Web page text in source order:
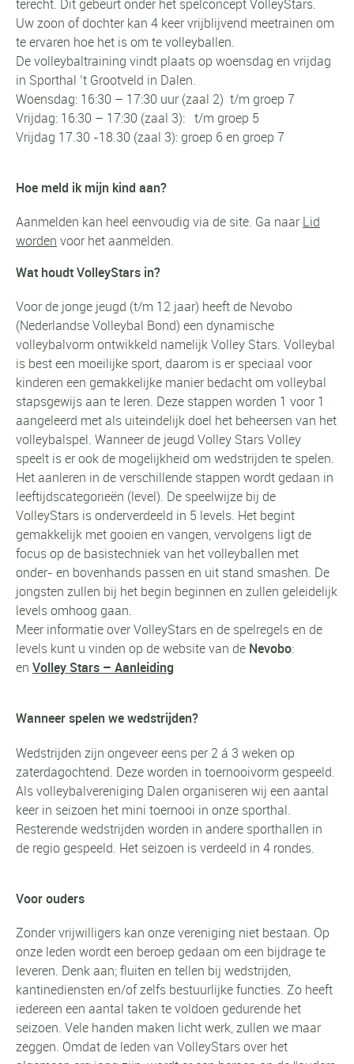
terecht. Dit gebeurt onder het spelconcept VolleyStars.
Uw zoon of dochter kan 4 keer vrijblijvend meetrainen om
te ervaren hoe het is om te volleyballen.
De volleybaltraining vindt plaats op woensdag en vrijdag
in Sporthal ’t Grootveld in Dalen.
Woensdag: 16:30 – 17:30 uur (zaal 2) t/m groep 7
Vrijdag: 16:30 – 17:30 (zaal 3): t/m groep 5
Vrijdag 17.30 -18.30 (zaal 3): groep 6 en groep 7
Hoe meld ik mijn kind aan?
Aanmelden kan heel eenvoudig via de site. Ga naarLid
worden voor het aanmelden.
Wat houdt VolleyStars in?
Voor de jonge jeugd (t/m 12 jaar) heeft de Nevobo
(Nederlandse Volleybal Bond) een dynamische
volleybalvorm ontwikkeld namelijk Volley Stars. Volleybal
is best een moeilijke sport, daarom is er speciaal voor
kinderen een gemakkelijke manier bedacht om volleybal
stapsgewijs aan te leren. Deze stappen worden 1 voor 1
aangeleerd met als uiteindelijk doel het beheersen van het
volleybalspel. Wanneer de jeugd Volley Stars Volley
speelt is er ook de mogelijkheid om wedstrijden te spelen.
Het aanleren in de verschillende stappen wordt gedaan in
leeftijdscategorieën (level). De speelwijze bij de
VolleyStars is onderverdeeld in 5 levels. Het begint
gemakkelijk met gooien en vangen, vervolgens ligt de
focus op de basistechniek van het volleyballen met
onder- en bovenhands passen en uit stand smashen. De
jongsten zullen bij het begin beginnen en zullen geleidelijk
levels omhoog gaan.
Meer informatie over VolleyStars en de spelregels en de
levels kunt u vinden op de website van de Nevobo:
en Volley Stars – Aanleiding
Wanneer spelen we wedstrijden?
Wedstrijden zijn ongeveer eens per 2 á 3 weken op
zaterdagochtend. Deze worden in toernooivorm gespeeld.
Als volleybalvereniging Dalen organiseren wij een aantal
keer in seizoen het mini toernooi in onze sporthal.
Resterende wedstrijden worden in andere sporthallen in
de regio gespeeld. Het seizoen is verdeeld in 4 rondes.
Voor ouders
Zonder vrijwilligers kan onze vereniging niet bestaan. Op
onze leden wordt een beroep gedaan om een bijdrage te
leveren. Denk aan; fluiten en tellen bij wedstrijden,
kantinediensten en/of zelfs bestuurlijke functies. Zo heeft
iedereen een aantal taken te voldoen gedurende het
seizoen. Vele handen maken licht werk, zullen we maar
zeggen. Omdat de leden van VolleyStars over het